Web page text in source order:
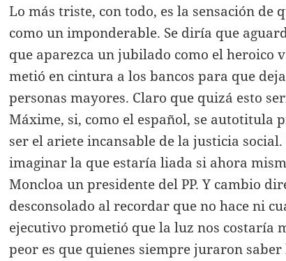
Lo más triste, con todo, es la sensación de
como un imponderable. Se diría que
que aparezca un jubilado como el heroico
metió en cintura a los bancos para que
personas mayores. Claro que quizá esto
Máxime, si, como el español, se autotitula
ser el ariete incansable de la justicia
imaginar la que estaría liada si ahora
Moncloa un presidente del PP. Y cambio
desconsolado al recordar que no hace ni
ejecutivo prometió que la luz nos costaría
peor es que quienes siempre juraron